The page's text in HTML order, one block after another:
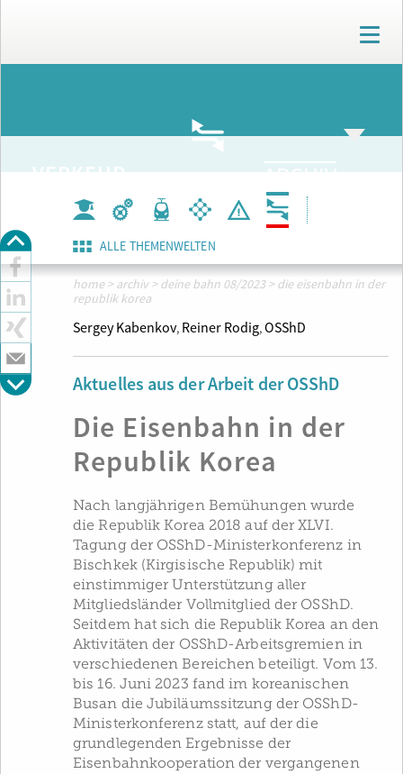
T
o
g
n
v
i
o
VERKEHR ARCHIV
ALLE THEMENWELTEN
home >archiv >deine bahn 08/2023 >die eisenbahn in der
republik korea
Sergey Kabenkov, Reiner Rodig,OSShD
Aktuelles aus der Arbeit der OSShD
Die Eisenbahn in der
Republik Korea
Nach langjährigen Bemühungen wurde
die Republik Korea 2018 auf der XLVI.
Tagung der OSShD-Ministerkonferenz in
Bischkek (Kirgisische Republik) mit
einstimmiger Unterstützung aller
Mitgliedsländer Vollmitglied der OSShD.
Seitdem hat sich die Republik Korea an den
Aktivitäten der OSShD-Arbeitsgremien in
verschiedenen Bereichen beteiligt. Vom 13.
bis 16. Juni 2023 fand im koreanischen
Busan die Jubiläumssitzung der OSShD-
Ministerkonferenz statt, auf der die
grundlegenden Ergebnisse der
Eisenbahnkooperation der vergangenen